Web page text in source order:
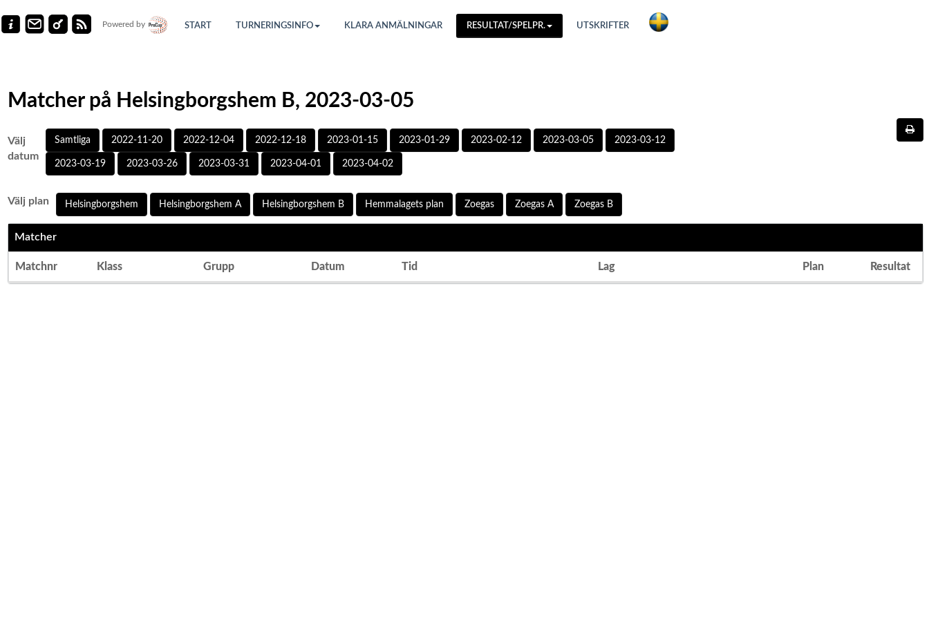
Powered by START TURNERINGSINFO KLARA ANMÄLNINGAR RESULTAT/SPELPR. UTSKRIFTER
Matcher på Helsingborgshem B, 2023-03-05
Välj
datum
Samtliga 2022-11-20 2022-12-04 2022-12-18 2023-01-15 2023-01-29 2023-02-12 2023-03-05 2023-03-12
2023-03-19 2023-03-26 2023-03-31 2023-04-01 2023-04-02
Välj plan Helsingborgshem Helsingborgshem A Helsingborgshem B Hemmalagets plan Zoegas Zoegas A Zoegas B
Matcher
Matchnr Klass Grupp Datum Tid Lag Plan Resultat